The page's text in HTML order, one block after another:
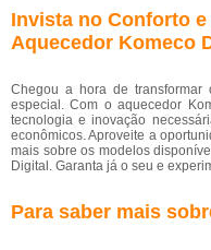
Invista no Conforto
Aquecedor Komeco
Chegou a hora de
especial. Com o aquecedor
tecnologia e inovação
econômicos. Aproveite a
mais sobre os modelos
Digital. Garanta já o seu e
Para saber mais